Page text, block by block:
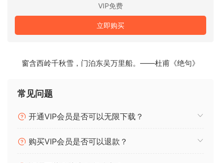
Dist TUBE-CULTURE v1.1.1
Efx FRAGMENTS v1.2.0
Efx REFRACT v1.0.0
Filter MINI v1.7.2
Filter SEM v1.7.0
Phaser BI-TRON v1.4.0
VIP免费
立即购买
窗含西岭千秋雪，门泊东吴万里船。——杜甫《绝句》
常见问题
开通VIP会员是否可以无限下载？
购买VIP会员是否可以退款？